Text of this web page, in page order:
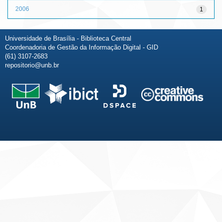
1
2006
Universidade de Brasília - Biblioteca Central
Coordenadoria de Gestão da Informação Digital - GID
(61) 3107-2683
repositorio@unb.br